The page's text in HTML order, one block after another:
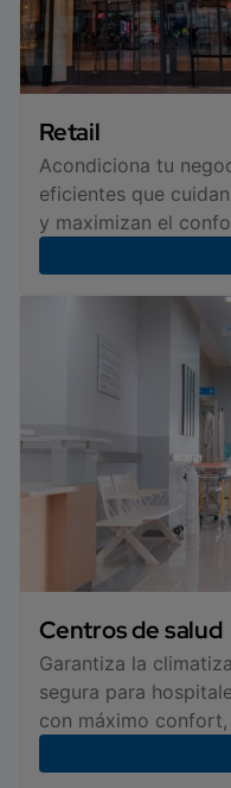
Retail
Acondiciona tu
eficientes que
y maximizan el
Centros de salud
Garantiza la
segura para
con máximo